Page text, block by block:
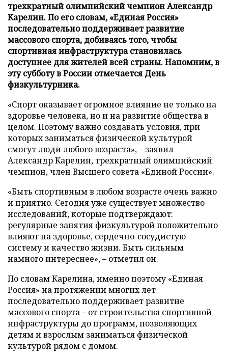
трехкратный олимпийский чемпион Александр
Карелин. По его словам, «Единая Россия»
последовательно поддерживает развитие
массового спорта, добиваясь того, чтобы
спортивная инфраструктура становилась
доступнее для жителей всей страны. Напомним, в
эту субботу в России отмечается День
физкультурника.
«Спорт оказывает огромное влияние не только на
здоровье человека, но и на развитие общества в
целом. Поэтому важно создавать условия, при
которых заниматься физической культурой
смогут люди любого возраста», – заявил
Александр Карелин, трехкратный олимпийский
чемпион, член Высшего совета «Единой России».
«Быть спортивным в любом возрасте очень важно
и приятно. Сегодня уже существует множество
исследований, которые подтверждают:
регулярные занятия физкультурой положительно
влияют на здоровье, сердечно-сосудистую
систему и качество жизни. Быть сильным
намного интереснее», – отметил он.
По словам Карелина, именно поэтому «Единая
Россия» на протяжении многих лет
последовательно поддерживает развитие
массового спорта – от строительства спортивной
инфраструктуры до программ, позволяющих
детям и взрослым заниматься физической
культурой рядом с домом.